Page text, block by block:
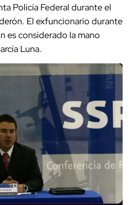
Policía Federal durante el
El exfuncionario durante
es considerado la mano
Luna.